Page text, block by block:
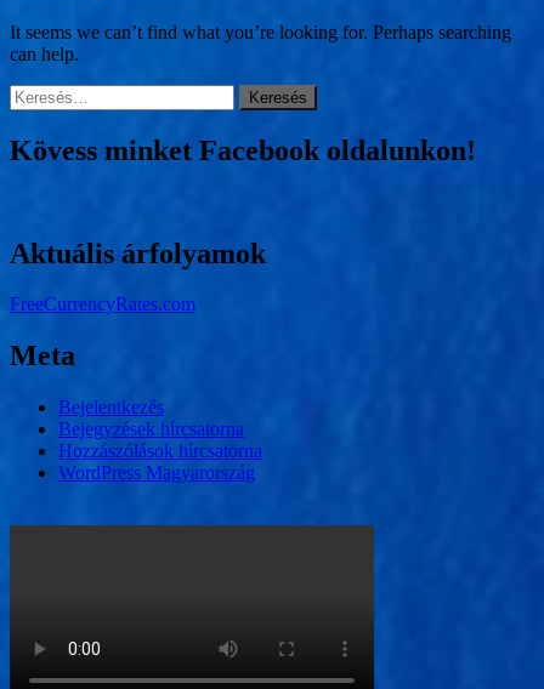
It seems we can’t find what you’re looking for. Perhaps searching
can help.
Keresés:
Kövess minket Facebook oldalunkon!
Aktuális árfolyamok
FreeCurrencyRates.com
Meta
Bejelentkezés
Bejegyzések hírcsatorna
Hozzászólások hírcsatorna
WordPress Magyarország